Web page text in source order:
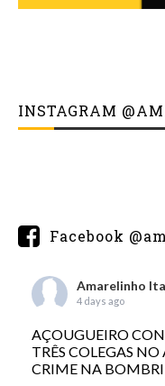
INSTAGRAM
Facebook
Amarelinho
4 days ago
AÇOUGUEIRO
TRÊS COLEGAS NO
CRIME NA